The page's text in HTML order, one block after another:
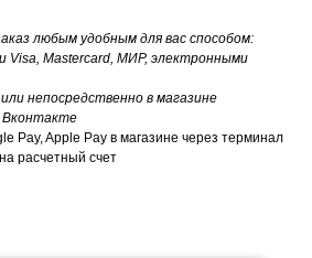
любым удобным для вас способом:
Visa, Mastercard, МИР, электронными
непосредственно в магазине
Вконтакте
Pay, Apple Pay в магазине через терминал
расчетный счет